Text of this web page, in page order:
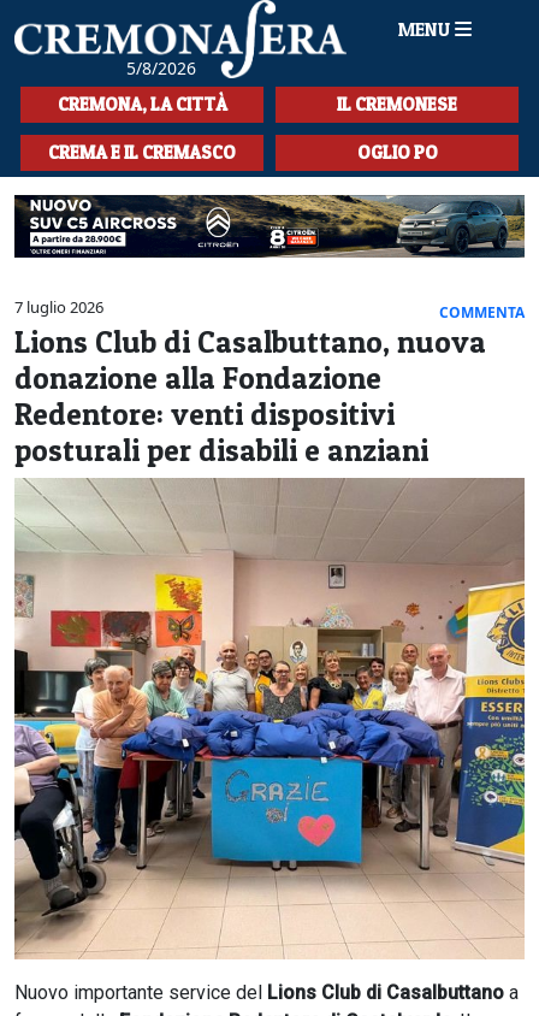
5/8/2026
MENU
HOME
CRONACA
SPORT
LA MUSICA
CULTURA
LA STORIA
SPETTACOLI
L'EDITORIALE
SEZIONI
CERCA
CREMONA, LA CITTÀ IL CREMONESE
CREMA E IL CREMASCO OGLIO PO
7 luglio 2026 COMMENTA
Lions Club di Casalbuttano, nuova
donazione alla Fondazione
Redentore: venti dispositivi
posturali per disabili e anziani
Nuovo importante service del Lions Club di Casalbuttano a